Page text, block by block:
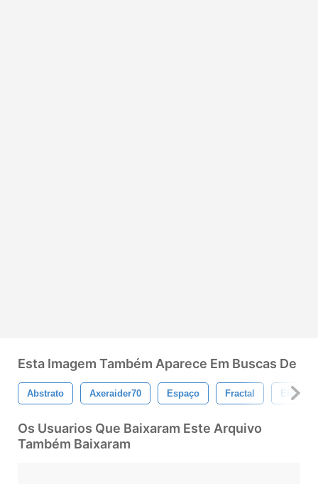
Esta Imagem Também Aparece Em Buscas De
Abstrato Axeraider70 Espaço Fractal Elétrico
Os Usuarios Que Baixaram Este Arquivo
Também Baixaram